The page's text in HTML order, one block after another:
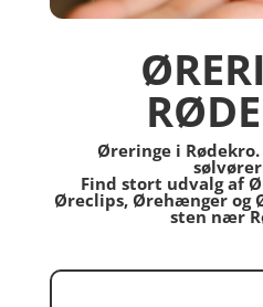
Øreringe i
Find stort udvalg af
Øreclips, Ørehænger og
sten nær